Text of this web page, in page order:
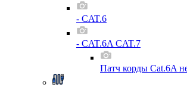
- CAT.6
- CAT.6A CAT.7
Патч корды Cat.6A